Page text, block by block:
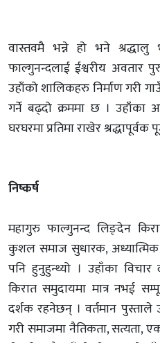
वास्तवमै भन्ने हो भने
फाल्गुनन्दलाई ईश्वरीय अवतार
उहाँको शालिकहरु निर्माण गरी
गर्ने बढ्दो क्रममा छ ।
घरघरमा प्रतिमा राखेर श्रद्धापूर्वक
निष्कर्ष
महागुरु फाल्गुनन्द लिङ्देन
कुशल समाज सुधारक, अध्यात्मिक
पनि हुनुहुन्थ्यो । उहाँका
किरात समुदायमा मात्र नभई
दर्शक रहनेछन् । वर्तमान पुस्ताले
गरी समाजमा नैतिकता, सत्यता,